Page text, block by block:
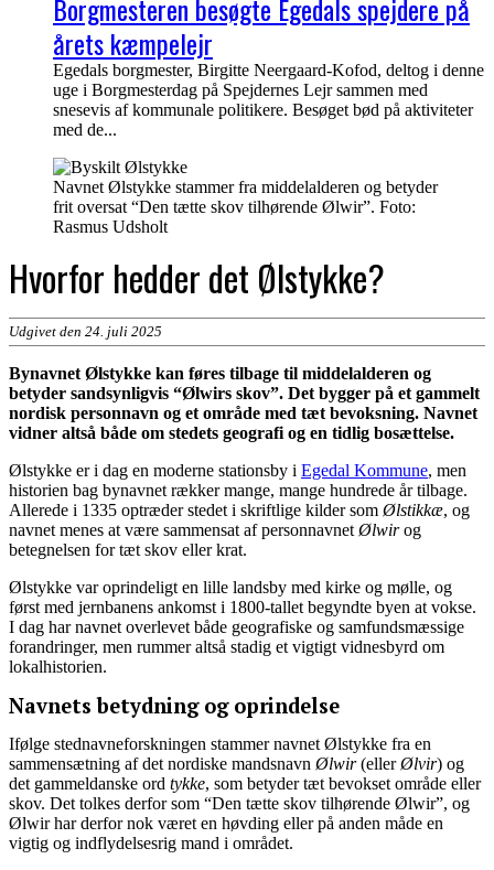
Borgmesteren besøgte Egedals spejdere på
årets kæmpelejr
Egedals borgmester, Birgitte Neergaard-Kofod, deltog i denne
uge i Borgmesterdag på Spejdernes Lejr sammen med
snesevis af kommunale politikere. Besøget bød på aktiviteter
med de...
Navnet Ølstykke stammer fra middelalderen og betyder
frit oversat “Den tætte skov tilhørende Ølwir”. Foto:
Rasmus Udsholt
Hvorfor hedder det Ølstykke?
Udgivet den 24. juli 2025
Bynavnet Ølstykke kan føres tilbage til middelalderen og
betyder sandsynligvis “Ølwirs skov”. Det bygger på et gammelt
nordisk personnavn og et område med tæt bevoksning. Navnet
vidner altså både om stedets geografi og en tidlig bosættelse.
Ølstykke er i dag en moderne stationsby i Egedal Kommune, men
historien bag bynavnet rækker mange, mange hundrede år tilbage.
Allerede i 1335 optræder stedet i skriftlige kilder som Ølstikkæ, og
navnet menes at være sammensat af personnavnet Ølwirog
betegnelsen for tæt skov eller krat.
Ølstykke var oprindeligt en lille landsby med kirke og mølle, og
først med jernbanens ankomst i 1800-tallet begyndte byen at vokse.
I dag har navnet overlevet både geografiske og samfundsmæssige
forandringer, men rummer altså stadig et vigtigt vidnesbyrd om
lokalhistorien.
Navnets betydning og oprindelse
Ifølge stednavneforskningen stammer navnet Ølstykke fra en
sammensætning af det nordiske mandsnavn Ølwir(ellerØlvir) og
det gammeldanske ord tykke, som betyder tæt bevokset område eller
skov. Det tolkes derfor som “Den tætte skov tilhørende Ølwir”, og
Ølwir har derfor nok været en høvding eller på anden måde en
vigtig og indflydelsesrig mand i området.